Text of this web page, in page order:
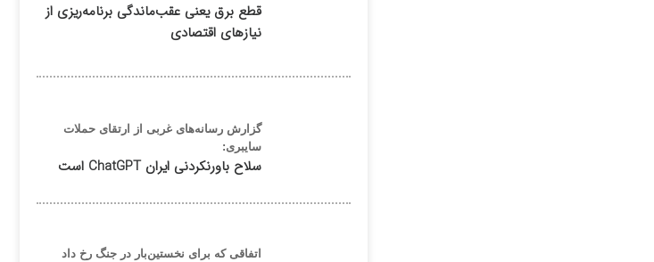
قطع برق یعنی عقب‌ماندگی برنامه‌ریزی از
نیازهای اقتصادی
گزارش رسانه‌های غربی از ارتقای حملات
سایبری:
سلاح باورنکردنی ایران ChatGPT است
اتفاقی که برای نخستین‌بار در جنگ رخ داد